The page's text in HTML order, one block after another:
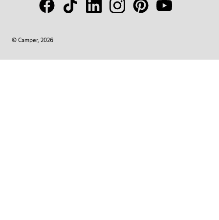
© Camper, 2026